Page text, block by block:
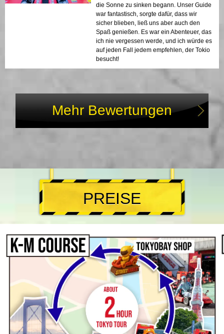
die Sonne zu sinken begann. Unser Guide
war fantastisch, sorgte dafür, dass wir
sicher blieben, ließ uns aber auch den
Spaß genießen. Es war ein Abenteuer, das
ich nie vergessen werde, und ich würde es
auf jeden Fall jedem empfehlen, der Tokio
besucht!
Mehr Bewertungen
PREISE